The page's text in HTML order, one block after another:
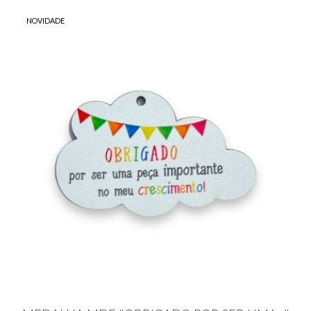
NOVIDADE